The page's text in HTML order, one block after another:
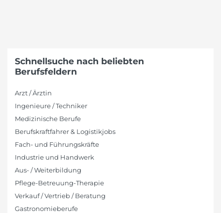
Schnellsuche nach beliebten
Berufsfeldern
Arzt / Ärztin
Ingenieure / Techniker
Medizinische Berufe
Berufskraftfahrer & Logistikjobs
Fach- und Führungskräfte
Industrie und Handwerk
Aus- / Weiterbildung
Pflege-Betreuung-Therapie
Verkauf / Vertrieb / Beratung
Gastronomieberufe